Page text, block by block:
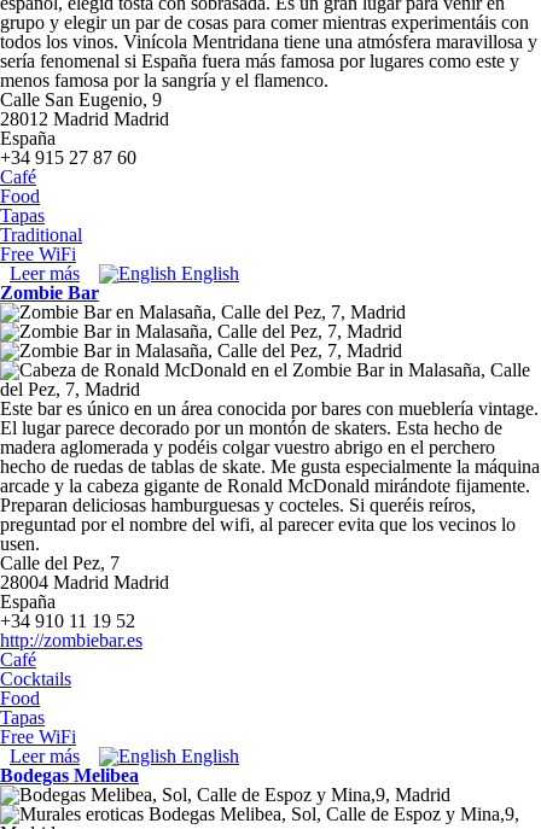
grupo y elegir un par de cosas para comer mientras experimentáis con
todos los vinos. Vinícola Mentridana tiene una atmósfera maravillosa y
sería fenomenal si España fuera más famosa por lugares como este y
menos famosa por la sangría y el flamenco.
Calle San Eugenio, 9
28012 Madrid Madrid
España
+34 915 27 87 60
Café
Food
Tapas
Traditional
Free WiFi
Leer más sobre Vinícola Mentridana
English
Zombie Bar
Este bar es único en un área conocida por bares con mueblería vintage.
El lugar parece decorado por un montón de skaters. Esta hecho de
madera aglomerada y podéis colgar vuestro abrigo en el perchero
hecho de ruedas de tablas de skate. Me gusta especialmente la máquina
arcade y la cabeza gigante de Ronald McDonald mirándote fijamente.
Preparan deliciosas hamburguesas y cocteles. Si queréis reíros,
preguntad por el nombre del wifi, al parecer evita que los vecinos lo
usen.
Calle del Pez, 7
28004 Madrid Madrid
España
+34 910 11 19 52
http://zombiebar.es
Café
Cocktails
Food
Tapas
Free WiFi
Leer más sobre Zombie Bar
English
Bodegas Melibea